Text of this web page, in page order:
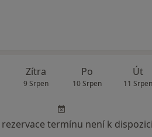
Zítra
9 Srpen
Po
10 Srpen
Út
11 Srpen
termínu není k dispozici